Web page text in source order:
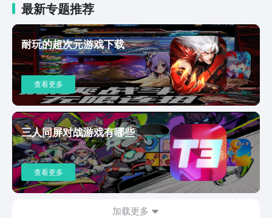
组建北方小队，一同潜入到埃雷波尼亚帝国当中，作为侦
察兵，同时成为帝国最大威胁。游戏采用了经典的故事推
演，同时附带有创新的战斗机制，例如“战术导力器”系
统，玩家需要根据导力的回路，来激活不同的魔法战斗技
能，同时，玩家的导力回路，还需要适配北方极端环境，
例如，冰属性的魔法和地形会促成增益效果，加强战斗强
度。游戏内可供玩家招募的人员，多达三十余名，但是玩
家能够组成队列的小队人数仅有四名，固然，玩家需要根
据地图的变化，来选择正确阵容，结合各属性克制，将敌
人击溃。值得一提的是，回路的搭配还需要考虑到各角色
的职能，例如主要角色拉威是游戏当中的物理输出，而法
师角色的魔法回路，是不适配物理回路的，所以玩家需要
进行动态调整，必要时可以下阵一些角色。游戏还制作了
可开放探索的地图，其中包含有诺森比亚的极地环境、雪
原、冻土以及废弃村落，都可供玩家自由进行探索，解锁
支线剧情内容。在游戏的大环境当中，还制作了动态的天
最新专题推荐
耐玩的超次元游戏下载
查看更多
三人同屏对战游戏有哪些
查看更多
加载更多